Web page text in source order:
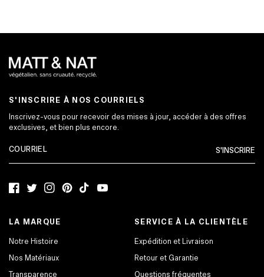
LA MARQUE
Notre Histoire
Nos Matériaux
Transparence
SERVICE À LA CLIENTÈLE
Expédition et Livraison
Retour et Garantie
Questions fréquentes
S'INSCRIRE À NOS COURRIELS
Inscrivez-vous pour recevoir des mises à jour, accéder à des offres
exclusives, et bien plus encore.
S'INSCRIRE
FacebookTwitterInstagramPinterestTikTokYouTube